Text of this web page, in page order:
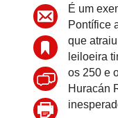
É um
Pontífice
que
leiloeira
os 250 e
Huracán